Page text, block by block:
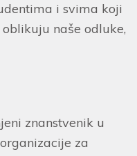
i svima koji
naše odluke,
znanstvenik u
za